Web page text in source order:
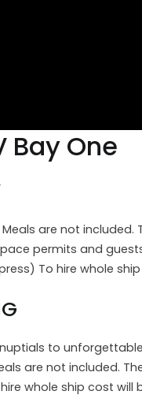
Bay One
are not
permits and
To hire whole
to
are not included.
whole ship cost will